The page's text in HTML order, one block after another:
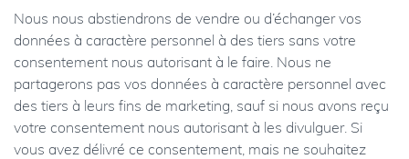
Nous nous abstiendrons de vendre ou d’échanger vos
données à caractère personnel à des tiers sans votre
consentement nous autorisant à le faire. Nous ne
partagerons pas vos données à caractère personnel avec
des tiers à leurs fins de marketing, sauf si nous avons reçu
votre consentement nous autorisant à les divulguer. Si
vous avez délivré ce consentement, mais ne souhaitez